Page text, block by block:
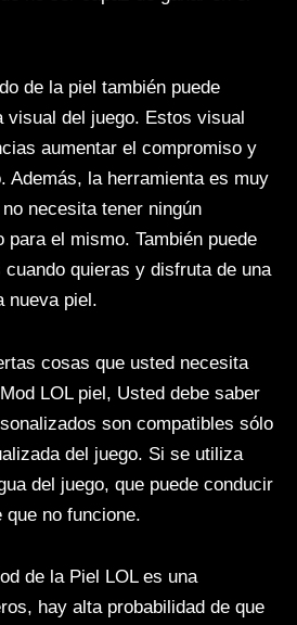
de la piel también puede
visual del juego. Estos visual
aumentar el compromiso y
Además, la herramienta es muy
necesita tener ningún
el mismo. También puede
quieras y disfruta de una
nueva piel.
cosas que usted necesita
LOL piel, Usted debe saber
son compatibles sólo
del juego. Si se utiliza
del juego, que puede conducir
que no funcione.
de la Piel LOL es una
hay alta probabilidad de que